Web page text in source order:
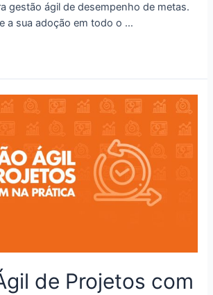
gestão ágil de desempenho de metas.
a sua adoção em todo o …
de Projetos com